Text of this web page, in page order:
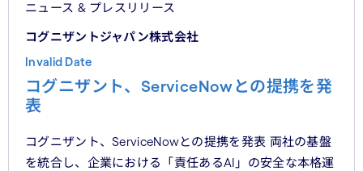
ニュース & プレスリリース
コグニザントジャパン株式会社
Invalid Date
コグニザント、ServiceNowとの提携を発
表
コグニザント、ServiceNowとの提携を発表 両社の基盤
を統合し、企業における「責任あるAI」の安全な本格運